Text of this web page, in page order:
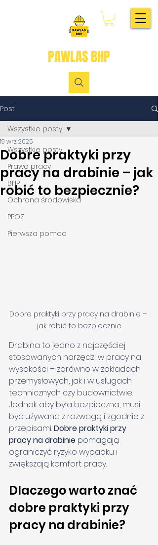
PAWLAS BHP
Post
Wszystkie posty
Prawo pracy
BHP
Ochrona środowiska
PPOŻ
Pierwsza pomoc
Wszystkie posty
Dobre praktyki przy
pracy na drabinie – jak
robić to bezpiecznie?
19 wrz 2025
Dobre praktyki przy pracy na drabinie –
jak robić to bezpiecznie
Drabina to jedno z najczęściej
stosowanych narzędzi w pracy na
wysokości – zarówno w zakładach
przemysłowych, jak i w usługach
technicznych czy budownictwie.
Jednak aby była bezpieczna, musi
być używana z rozwagą i zgodnie z
przepisami. Dobre praktyki przy
pracy na drabinie pomagają
ograniczyć ryzyko wypadku i
zwiększają komfort pracy.
Dlaczego warto znać
dobre praktyki przy
pracy na drabinie?